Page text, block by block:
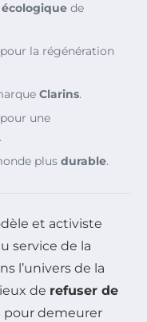
de
la régénération
Clarins.
pour une
plus durable.
et activiste
service de la
l’univers de la
de refuser de
pour demeurer